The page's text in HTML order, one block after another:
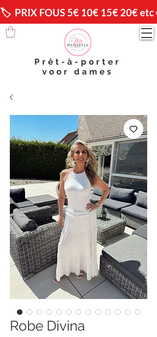
🏷️  PRIX FOUS 5€ 10€ 15€ 20€ etc
Prêt-à-porter
voor dames
Robe Divina